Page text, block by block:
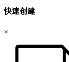
快速创建
×